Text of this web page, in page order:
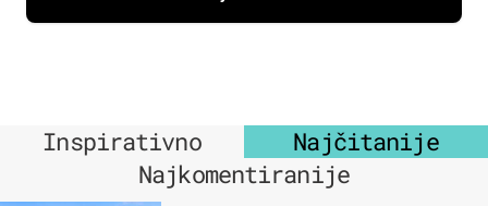
Inspirativno
Najčitanije
Najkomentiranije